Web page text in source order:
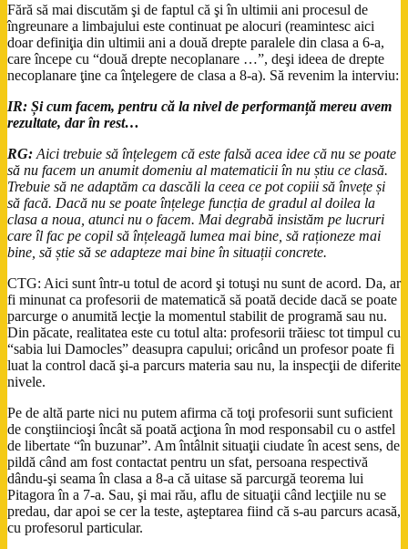
Fără să mai discutăm şi de faptul că şi în ultimii ani procesul de
îngreunare a limbajului este continuat pe alocuri (reamintesc aici
doar definiţia din ultimii ani a două drepte paralele din clasa a 6-a,
care începe cu “două drepte necoplanare …”, deşi ideea de drepte
necoplanare ţine ca înţelegere de clasa a 8-a). Să revenim la interviu:
IR: Și cum facem, pentru că la nivel de performanță mereu avem
rezultate, dar în rest…
RG: Aici trebuie să înțelegem că este falsă acea idee că nu se poate
să nu facem un anumit domeniu al matematicii în nu știu ce clasă.
Trebuie să ne adaptăm ca dascăli la ceea ce pot copiii să învețe și
să facă. Dacă nu se poate înțelege funcția de gradul al doilea la
clasa a noua, atunci nu o facem. Mai degrabă insistăm pe lucruri
care îl fac pe copil să înțeleagă lumea mai bine, să raționeze mai
bine, să știe să se adapteze mai bine în situații concrete.
CTG: Aici sunt într-u totul de acord şi totuşi nu sunt de acord. Da, ar
fi minunat ca profesorii de matematică să poată decide dacă se poate
parcurge o anumită lecţie la momentul stabilit de programă sau nu.
Din păcate, realitatea este cu totul alta: profesorii trăiesc tot timpul cu
“sabia lui Damocles” deasupra capului; oricând un profesor poate fi
luat la control dacă şi-a parcurs materia sau nu, la inspecţii de diferite
nivele.
Pe de altă parte nici nu putem afirma că toţi profesorii sunt suficient
de conştiincioşi încât să poată acţiona în mod responsabil cu o astfel
de libertate “în buzunar”. Am întâlnit situaţii ciudate în acest sens, de
pildă când am fost contactat pentru un sfat, persoana respectivă
dându-şi seama în clasa a 8-a că uitase să parcurgă teorema lui
Pitagora în a 7-a. Sau, şi mai rău, aflu de situaţii când lecţiile nu se
predau, dar apoi se cer la teste, aşteptarea fiind că s-au parcurs acasă,
cu profesorul particular.